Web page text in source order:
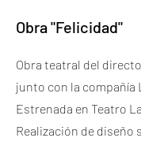
Obra "Felicidad"
Obra teatral del
junto con la compañía
Estrenada en Teatro
Realización de diseño